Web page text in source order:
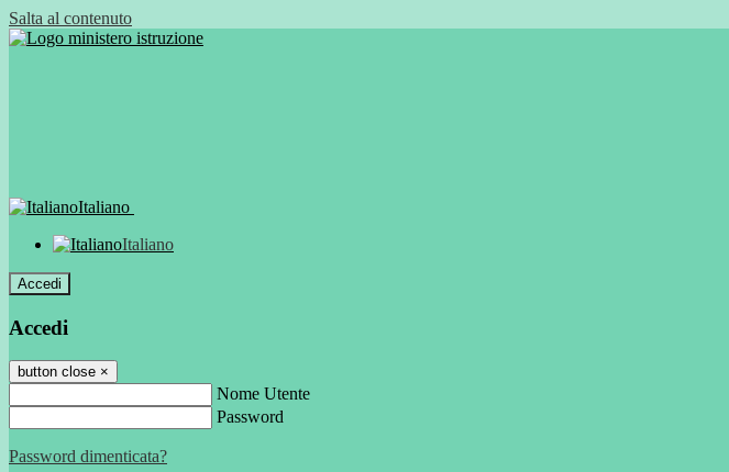
Salta al contenuto
Italiano
Italiano
Accedi
Accedi
button close ×
Nome Utente
Password
Password dimenticata?